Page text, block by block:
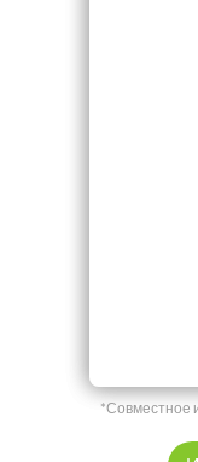
*Совместное